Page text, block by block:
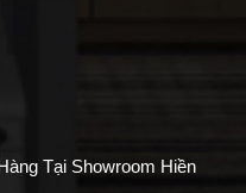
Tại Showroom Hiền